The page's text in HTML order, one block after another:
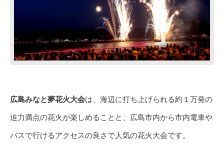
広島みなと夢花火大会は、海辺に打ち上げられる約１万発の
迫力満点の花火が楽しめることと、広島市内から市内電車や
バスで行けるアクセスの良さで人気の花火大会です。